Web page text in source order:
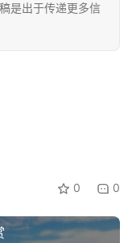
是出于传递更多信
0 0